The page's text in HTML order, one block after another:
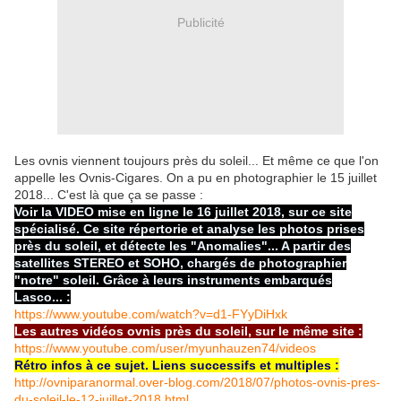
Publicité
Les ovnis viennent toujours près du soleil... Et même ce que l'on
appelle les Ovnis-Cigares. On a pu en photographier le 15 juillet
2018... C'est là que ça se passe :
Voir la VIDEO mise en ligne le 16 juillet 2018, sur ce site
spécialisé. Ce site répertorie et analyse les photos prises
près du soleil, et détecte les "Anomalies"... A partir des
satellites STEREO et SOHO, chargés de photographier
"notre" soleil. Grâce à leurs instruments embarqués
Lasco... :
https://www.youtube.com/watch?v=d1-FYyDiHxk
Les autres vidéos ovnis près du soleil, sur le même site :
https://www.youtube.com/user/myunhauzen74/videos
Rétro infos à ce sujet. Liens successifs et multiples :
http://ovniparanormal.over-blog.com/2018/07/photos-ovnis-pres-